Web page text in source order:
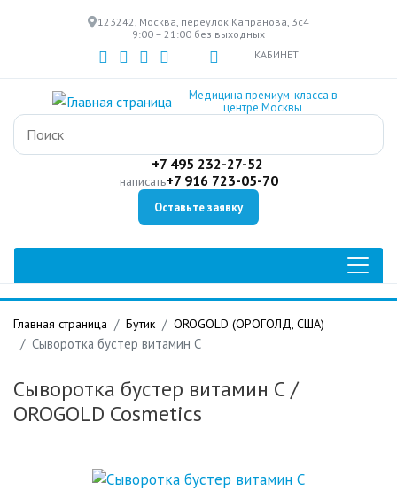
к
основному
содержанию
123242, Москва, переулок Капранова, 3с4
9:00 – 21:00 без выходных
КАБИНЕТ
Медицина премиум-класса в
центре Москвы
+7 495 232-27-52
написать+7 916 723-05-70
Оставьте заявку
Главная страница Бутик OROGOLD (ОРОГОЛД, США)
Сыворотка бустер витамин С
Сыворотка бустер витамин С/
OROGOLD Cosmetics